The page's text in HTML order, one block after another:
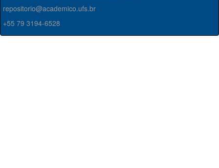
repositorio@academico.ufs.br
+55 79 3194-6528